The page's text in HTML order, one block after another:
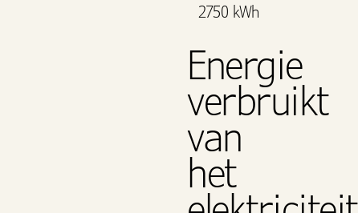
2750 kWh
Energie
verbruikt
van
het